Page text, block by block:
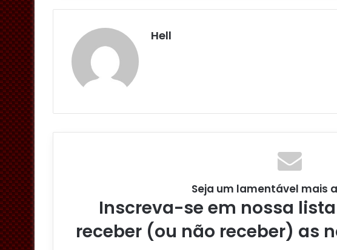
Hell
Seja um lamentável mais
Inscreva-se em nossa
receber (ou não receber) as